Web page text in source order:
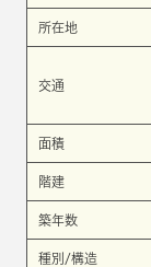
所在地
交通
面積
階建
築年数
種別/構造